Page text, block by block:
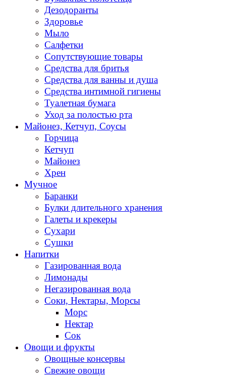
Дезодоранты
Здоровье
Мыло
Салфетки
Сопутствующие товары
Средства для бритья
Средства для ванны и душа
Средства интимной гигиены
Туалетная бумага
Уход за полостью рта
Майонез, Кетчуп, Соусы
Горчица
Кетчуп
Майонез
Хрен
Мучное
Баранки
Булки длительного хранения
Галеты и крекеры
Сухари
Сушки
Напитки
Газированная вода
Лимонады
Негазированная вода
Соки, Нектары, Морсы
Морс
Нектар
Сок
Овощи и фрукты
Овощные консервы
Свежие овощи